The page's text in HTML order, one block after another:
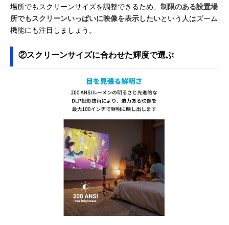
場所でもスクリーンサイズを調整できるため、 制限のある設置場
所でもスクリーンいっぱいに映像を表示したいという人はズーム
機能にも注目しましょう。
②スクリーンサイズに合わせた輝度で選ぶ